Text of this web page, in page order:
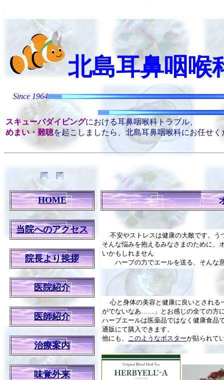
北島耳鼻咽喉
Since 1964
スキューバダイビングにおける耳鼻咽喉科トラブル、
めまい・難聴を起こしましたら、北島耳鼻咽喉科にお任せく
HOME
当院へのアクセス
院長より挨拶
医院紹介
医師紹介
治療案内
味覚外来
不安やストレスは健康の大敵です。
そんな悩みを抱えるみなさまのために、
いかもしれません
ハーブの力でエールを送る、そんな
心と身体の美容と健康に良いとされ
がでないなあ……」とお感じの全ての方
ハーブエールは医薬品ではなく健康食品
通販にて購入できます。
他にも、 このようなポスターが貼られて